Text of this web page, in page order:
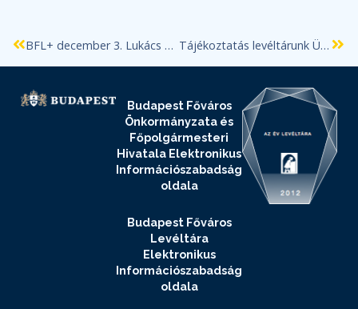
BFL+ december 3. Lukács Anikó és Barta Tamás előadásai Tájékoztatás levéltárunk Ügyfél- és Kutatószolgálatának decemberi zárvatartásáról
Budapest Főváros
Önkormányzata és
Főpolgármesteri
Hivatala Elektronikus
Információszabadság
oldala
Budapest Főváros
Levéltára
Elektronikus
Információszabadság
oldala